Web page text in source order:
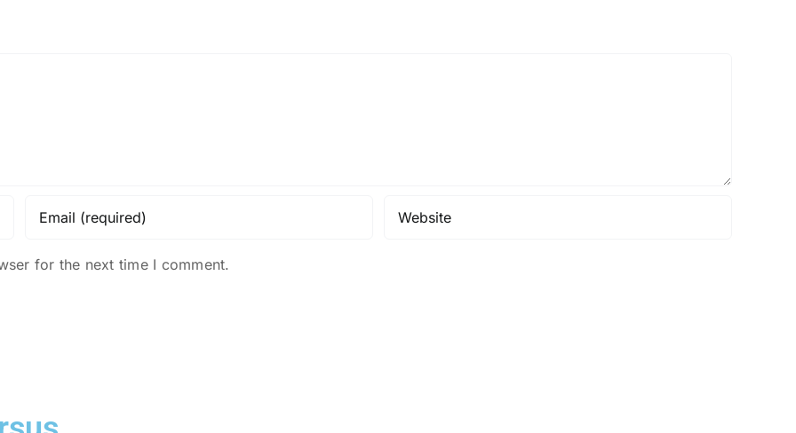
for the next time I comment.